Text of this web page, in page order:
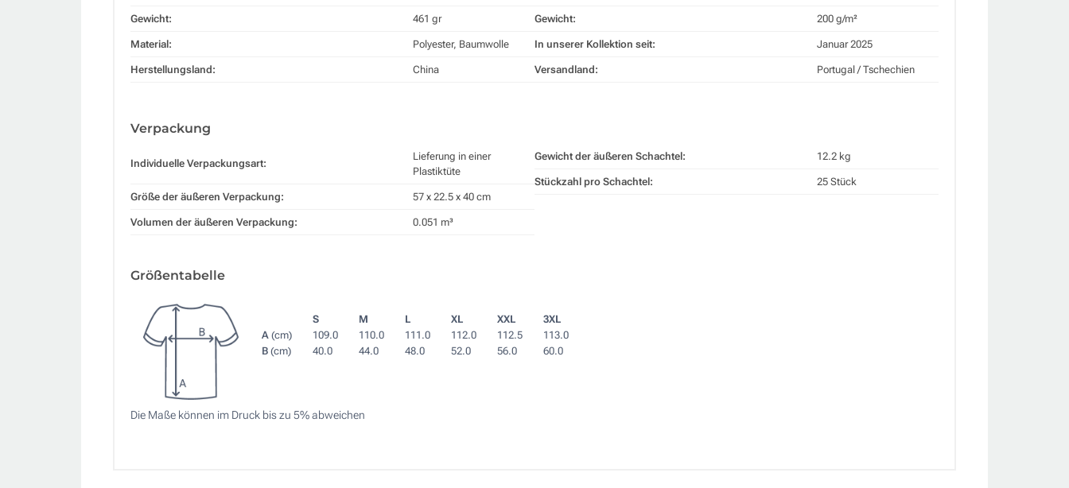
Gewicht: 461 gr
Material: Polyester, Baumwolle
Herstellungsland: China
Gewicht: 200 g/m²
In unserer Kollektion seit: Januar 2025
Versandland: Portugal / Tschechien
Verpackung
Individuelle Verpackungsart:
Lieferung in einer
Plastiktüte
Größe der äußeren Verpackung: 57 x 22.5 x 40 cm
Volumen der äußeren Verpackung: 0.051 m³
Gewicht der äußeren Schachtel: 12.2 kg
Stückzahl pro Schachtel: 25 Stück
Größentabelle
S M L XL XXL
3XL
A (cm) 109.0 110.0 111.0 112.0 112.5
113.0
B (cm) 40.0 44.0 48.0 52.0 56.0 60.0
Die Maße können im Druck bis zu 5% abweichen